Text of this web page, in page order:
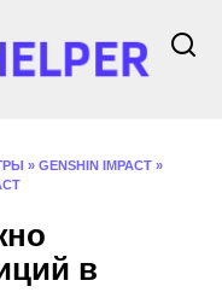
» GENSHIN IMPACT »
в